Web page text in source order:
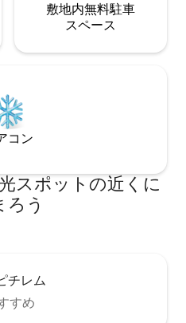
敷地内無料駐⁠車
ス⁠ペ⁠ー⁠ス
コン
スポットの近くに
ろう
チレム
すめ